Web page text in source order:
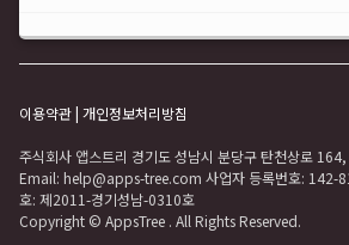
이용약관| 개인정보처리방침
주식회사 앱스트리 경기도 성남시 분당구 탄천상로
Email: help@apps-tree.com 사업자 등록번호: 142-
호: 제2011-경기성남-0310호
Copyright © AppsTree . All Rights Reserved.